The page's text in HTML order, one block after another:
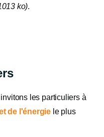
ko).
les particuliers à
de l'énergie le plus